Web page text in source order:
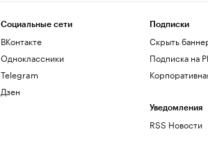
Социальные сети
ВКонтакте
Одноклассники
Telegram
Дзен
Подписки
Скрыть
Подписка на
Уведомления
RSS Новости